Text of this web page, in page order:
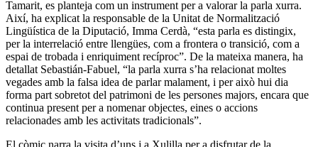
Tamarit, es planteja com un instrument per a valorar la parla xurra.
Així, ha explicat la responsable de la Unitat de Normalització
Lingüística de la Diputació, Imma Cerdà, “esta parla es distingix,
per la interrelació entre llengües, com a frontera o transició, com a
espai de trobada i enriquiment recíproc”. De la mateixa manera, ha
detallat Sebastián-Fabuel, “la parla xurra s’ha relacionat moltes
vegades amb la falsa idea de parlar malament, i per això hui dia
forma part sobretot del patrimoni de les persones majors, encara que
continua present per a nomenar objectes, eines o accions
relacionades amb les activitats tradicionals”.
El còmic narra la visita d’uns j a Xulilla per a disfrutar de la